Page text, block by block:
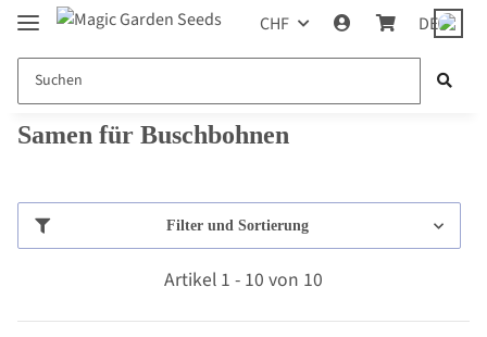
CHF DE
Samen für Buschbohnen
Filter und Sortierung
Artikel 1 - 10 von 10